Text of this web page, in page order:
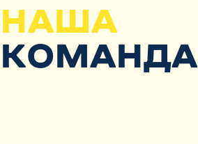
НАША
КОМАНДА